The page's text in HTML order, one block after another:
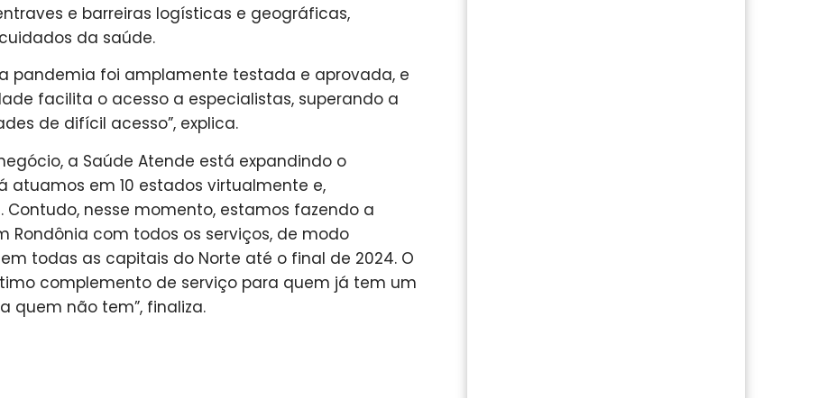
e barreiras logísticas e geográficas,
da saúde.
pandemia foi amplamente testada e aprovada, e
facilita o acesso a especialistas, superando a
de difícil acesso”, explica.
a Saúde Atende está expandindo o
atuamos em 10 estados virtualmente e,
Contudo, nesse momento, estamos fazendo a
Rondônia com todos os serviços, de modo
todas as capitais do Norte até o final de 2024. O
complemento de serviço para quem já tem um
quem não tem”, finaliza.